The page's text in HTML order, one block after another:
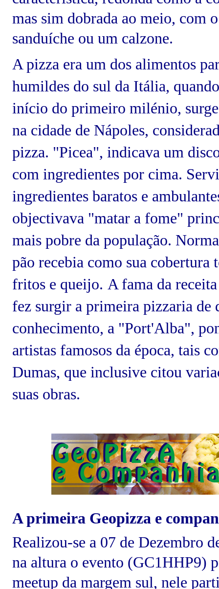
mas sim dobrada ao meio, com
sanduíche ou um calzone.
A pizza era um dos alimentos
humildes do sul da Itália,
início do primeiro milénio,
na cidade de Nápoles,
pizza. "Picea", indicava um disco
com ingredientes por cima.
ingredientes baratos e
objectivava "matar a fome"
mais pobre da população.
pão recebia como sua cobertura
fritos e queijo. A fama da
fez surgir a primeira pizzaria de
conhecimento, a "Port'Alba",
artistas famosos da época, tais
Dumas, que inclusive citou
suas obras.
A primeira Geopizza e
Realizou-se a 07 de Dezembro
na altura o evento (GC1HHP9)
meetup da margem sul, nele